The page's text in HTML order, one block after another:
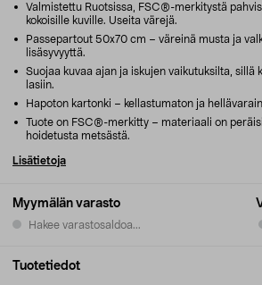
Myymälän varasto
Hakee varastosaldoa...
Valmistettu Ruotsissa, FSC®-merkitystä
kokoisille kuville. Useita värejä.
Passepartout 50x70 cm – väreinä musta ja
lisäsyvyyttä.
Suojaa kuvaa ajan ja iskujen vaikutuksilta, sillä
lasiin.
Hapoton kartonki – kellastumaton ja
Tuote on FSC®-merkitty – materiaali on
hoidetusta metsästä.
Lisätietoja
Tuotetiedot